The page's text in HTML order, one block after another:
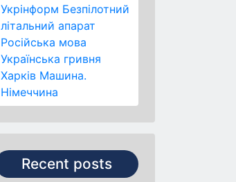
Укрінформ Безпілотний
літальний апарат
Російська мова
Українська гривня
Харків Машина.
Німеччина
Recent posts